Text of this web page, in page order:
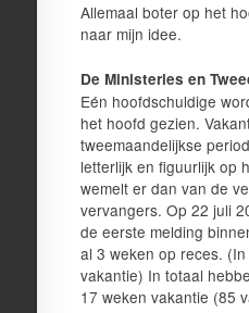
Allemaal boter op het
naar mijn idee.
De Ministeries en
Eén hoofdschuldige
het hoofd gezien.
tweemaandelijkse
letterlijk en figuurlijk op
wemelt er dan van de
vervangers. Op 22 juli
de eerste melding
al 3 weken op reces.
vakantie) In totaal
17 weken vakantie (85